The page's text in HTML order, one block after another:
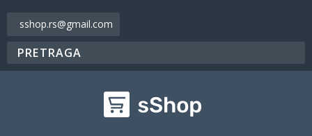
sshop.rs@gmail.com